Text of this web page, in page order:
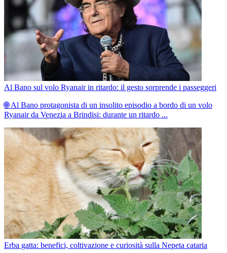
Al Bano sul volo Ryanair in ritardo: il gesto sorprende i passeggeri
🌐 Al Bano protagonista di un insolito episodio a bordo di un volo
Ryanair da Venezia a Brindisi: durante un ritardo ...
Erba gatta: benefici, coltivazione e curiosità sulla Nepeta cataria